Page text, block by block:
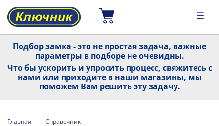
Подбор замка - это не простая задача, важные
параметры в подборе не очевидны.
Что бы ускорить и упросить процесс, свяжитесь с
нами или приходите в наши магазины, мы
поможем Вам решить эту задачу.
Главная Справочник